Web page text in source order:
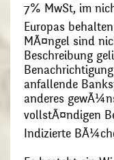
7% MwSt, im
Europas
MÃ¤ngel sind
Beschreibung
anfallende
anderes
vollstÃ¤ndigen
Indizierte